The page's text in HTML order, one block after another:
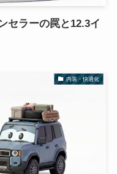
セラーの罠と12.3イ
内装・快適化